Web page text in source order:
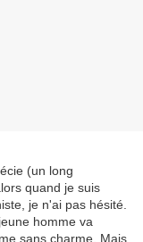
(un long
quand je suis
je n'ai pas hésité.
homme va
sans charme. Mais